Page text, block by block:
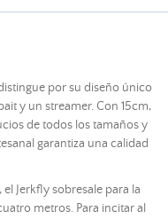
por su diseño único
y un streamer. Con 15cm,
de todos los tamaños y
garantiza una calidad
Jerkfly sobresale para la
metros. Para incitar al